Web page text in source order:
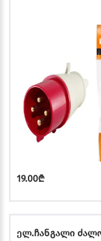
19.00₾
ელ.ჩანგალი